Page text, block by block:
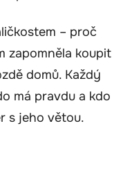
– proč
zapomněla koupit
domů. Každý
má pravdu a kdo
s jeho větou.